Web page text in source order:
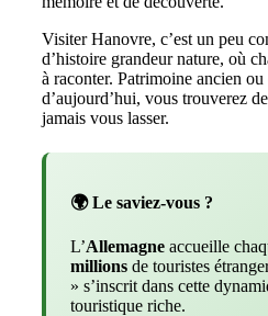
Visiter Hanovre, c’est un peu
d’histoire grandeur nature, où
à raconter. Patrimoine ancien
d’aujourd’hui, vous trouverez
jamais vous lasser.
🌍 Le saviez-vous ?
L’Allemagne accueille
millions de touristes
» s’inscrit dans cette
touristique riche.